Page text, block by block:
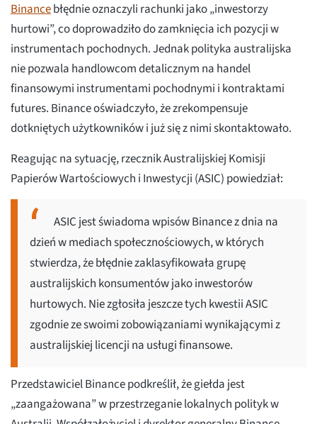
Binancebłędnie oznaczyli rachunki jako „inwestorzy
hurtowi”, co doprowadziło do zamknięcia ich pozycji w
instrumentach pochodnych. Jednak polityka australijska
nie pozwala handlowcom detalicznym na handel
finansowymi instrumentami pochodnymi i kontraktami
futures. Binance oświadczyło, że zrekompensuje
dotkniętych użytkowników i już się z nimi skontaktowało.
Reagując na sytuację, rzecznik Australijskiej Komisji
Papierów Wartościowych i Inwestycji (ASIC) powiedział:
ASIC jest świadoma wpisów Binance z dnia na
dzień w mediach społecznościowych, w których
stwierdza, że błędnie zaklasyfikowała grupę
australijskich konsumentów jako inwestorów
hurtowych. Nie zgłosiła jeszcze tych kwestii ASIC
zgodnie ze swoimi zobowiązaniami wynikającymi z
australijskiej licencji na usługi finansowe.
Przedstawiciel Binance podkreślił, że giełda jest
„zaangażowana” w przestrzeganie lokalnych polityk w